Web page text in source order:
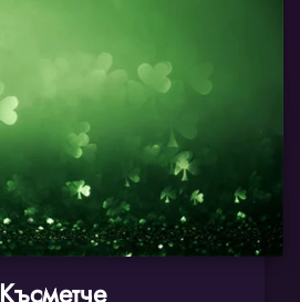
Късметче